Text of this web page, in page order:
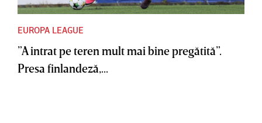
EUROPA LEAGUE
”A intrat pe teren mult mai bine pregătită”.
Presa finlandeză,...